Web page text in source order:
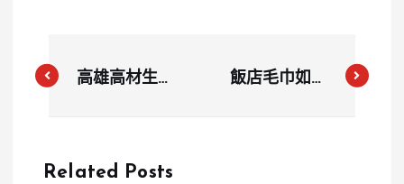
高雄高材生姊
榮獲國家專利
飯店毛巾如何
Related Posts